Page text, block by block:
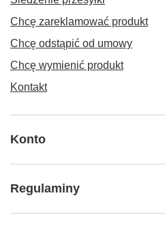
Chcę zareklamować produkt
Chcę odstąpić od umowy
Chcę wymienić produkt
Kontakt
Konto
Regulaminy